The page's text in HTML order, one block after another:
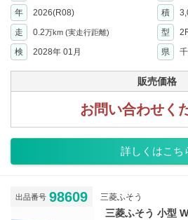
年
2026(R08) 積
走 0.2万km (実走行距離) 型
検
2028年 01月 県
販売価格
お問い合わせく
詳しくはこち
出品番号 98609 三菱ふそう
三菱ふそう 小型